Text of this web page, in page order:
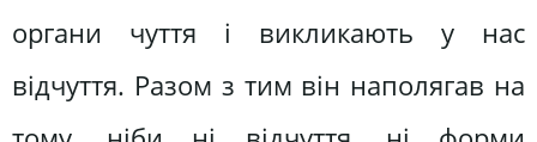
органи чуття і викликають у нас
відчуття. Разом з тим він наполягав на